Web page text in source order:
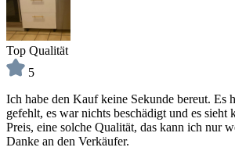
Top Qualität
5
Ich habe den Kauf keine Sekunde bereut. Es
gefehlt, es war nichts beschädigt und es sieht
Preis, eine solche Qualität, das kann ich nur
Danke an den Verkäufer.